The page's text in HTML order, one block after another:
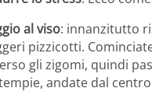
al viso: innanzitutto
pizzicotti.
gli zigomi, quindi
andate dal